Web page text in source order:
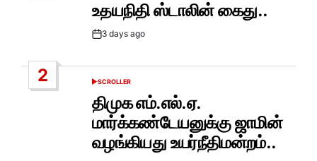
உதயநிதி ஸ்டாலின் கைது..
Post3 days ago
2
POSTED
SCROLLER
திமுக எம்.எல்.ஏ.
மார்க்கண்டேயனுக்கு ஜாமின்
வழங்கியது உயர்நீதிமன்றம்..